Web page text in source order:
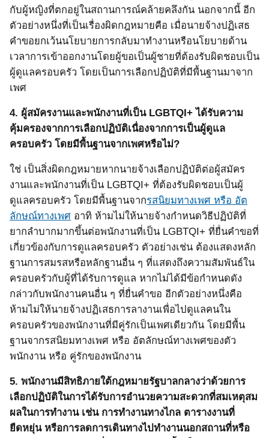
กับผู้หญิงที่ตกอยู่ในสถานการณ์คล้ายคลึงกัน นอกจากนี้ อีก
ตัวอย่างหนึ่งที่เป็นเรื่องผิดกฎหมายคือ เมื่อนายจ้างปฏิเสธ
คำขอยกเว้นนโยบายการกลับมาทำงานหรือนโยบายด้าน
เวลาการเข้าออกงานโดยผู้ขอเป็นผู้ชายที่ต้องรับผิดชอบเป็น
ผู้ดูแลครอบครัว โดยเป็นการเลือกปฏิบัติที่มีพื้นฐานมาจาก
เพศ
4. ผู้สมัครงานและพนักงานที่เป็นLGBTQI+ได้รับความ
คุ้มครองจากการเลือกปฏิบัติเนื่องจากการเป็นผู้ดูแล
ครอบครัว โดยมีพื้นฐานจากเพศหรือไม่?
ใช่ เป็นสิ่งผิดกฎหมายหากนายจ้างเลือกปฏิบัติต่อผู้สมัคร
งานและพนักงานที่เป็น LGBTQI+ ที่ต้องรับผิดชอบเป็นผู้
ดูแลครอบครัว โดยมีพื้นฐานจากรสนิยมทางเพศ หรือ อัต
ลักษณ์ทางเพศ อาทิ ห้ามไม่ให้นายจ้างกำหนดวิธีปฏิบัติที่
ยากลำบากมากขึ้นต่อพนักงานที่เป็น LGBTQI+ ที่ยื่นคำขอที่
เกี่ยวข้องกับการดูแลครอบครัว ตัวอย่างเช่น ต้องแสดงหลัก
ฐานการสมรสหรือหลักฐานอื่น ๆ ที่แสดงถึงความสัมพันธ์ใน
ครอบครัวกับผู้ที่ได้รับการดูแล หากไม่ได้มีข้อกำหนดดัง
กล่าวกับพนักงานคนอื่น ๆ ที่ยื่นคำขอ อีกตัวอย่างหนึ่งคือ
ห้ามไม่ให้นายจ้างปฏิเสธการลางานเพื่อไปดูแลคนใน
ครอบครัวของพนักงานที่มีคู่รักเป็นเพศเดียวกัน โดยมีพื้น
ฐานจากรสนิยมทางเพศ หรือ อัตลักษณ์ทางเพศของตัว
พนักงาน หรือ คู่รักของพนักงาน
5. พนักงานมีสิทธิภายใต้กฎหมายรัฐบาลกลางว่าด้วยการ
เลือกปฏิบัติในการได้รับการอำนวยความสะดวกที่สมเหตุสม
ผลในการทำงาน เช่น การทำงานทางไกล ตารางงานที่
ยืดหยุ่น หรือการลดการเดินทางไปทำงานนอกสถานที่หรือ